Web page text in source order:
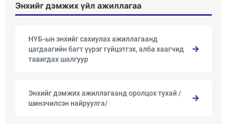
Энхийг дэмжих үйл ажиллагаа
НҮБ-ын энхийг сахиулах ажиллагаанд
цагдаагийн багт үүрэг гүйцэтгэх, алба хаагчид
тавигдах шалгуур
Энхийг дэмжих ажиллагаанд оролцох тухай /
шинэчилсэн найруулга/